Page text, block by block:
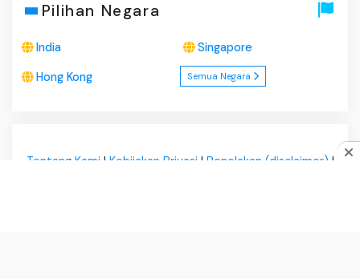
Pilihan Negara
India Singapore
Hong Kong Semua Negara
Tentang Kami | Kebijakan Privasi | Penolakan (disclaimer) |